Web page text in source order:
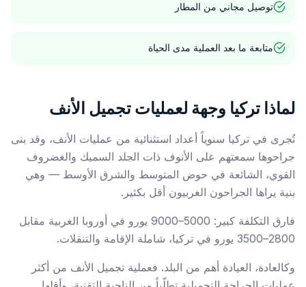
توصيل مجاني من المطار
متابعة ما بعد العملية مدى الحياة
لماذا تركيا وجهة لعمليات تجميل الأنف
تُجرى في تركيا سنوياً أعداد استثنائية من عمليات الأنف، وقد بنى
جراحوها سمعتهم على الأنوف ذات الجلد السميك والغضروف
القوي، الشائعة في حوض المتوسط والشرق الأوسط — وهي
بنية يراها الجراحون الغربيون أقل بكثير.
فارق التكلفة كبير: 5000–9000 يورو في أوروبا الغربية مقابل
2800–3500 يورو في تركيا، شاملة الإقامة والتنقلات.
وكالعادة، العيادة أهم من البلد. فعملية تجميل الأنف من أكثر